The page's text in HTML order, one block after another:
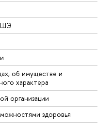
об имуществе и
характера
организации
здоровья